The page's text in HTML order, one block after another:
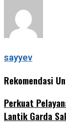
sayyev
Rekomendasi
Perkuat
Lantik Garda